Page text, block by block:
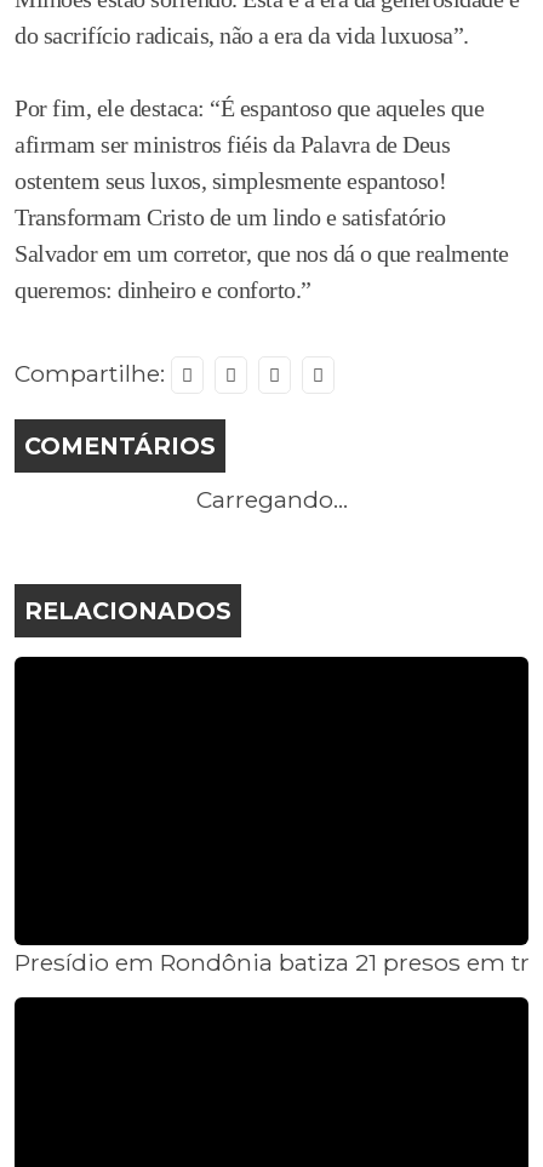
do sacrifício radicais, não a era da vida luxuosa”.
Por fim, ele destaca: “É espantoso que aqueles que
afirmam ser ministros fiéis da Palavra de Deus
ostentem seus luxos, simplesmente espantoso!
Transformam Cristo de um lindo e satisfatório
Salvador em um corretor, que nos dá o que realmente
queremos: dinheiro e conforto.”
Compartilhe:
COMENTÁRIOS
Carregando...
RELACIONADOS
Presídio em Rondônia batiza 21 presos em